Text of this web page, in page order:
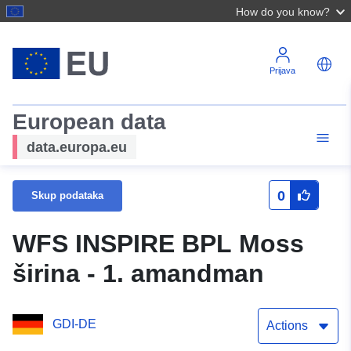
How do you know?
Prijava
European data
data.europa.eu
Skup podataka 0
WFS INSPIRE BPL Moss
širina - 1. amandman
GDI-DE Actions